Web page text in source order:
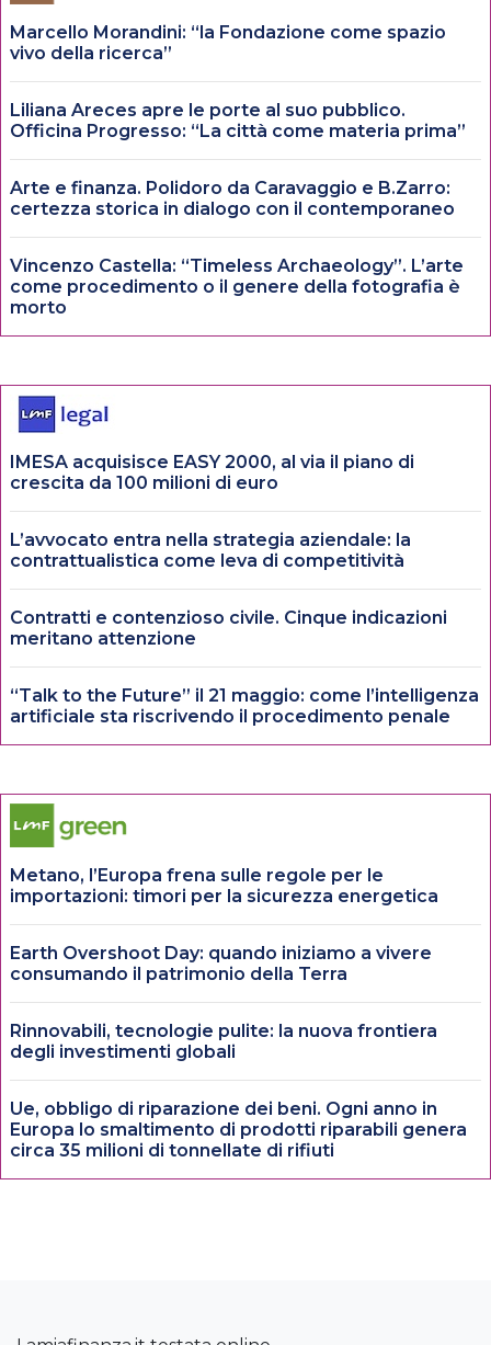
Marcello Morandini: “la Fondazione come spazio
vivo della ricerca”
Liliana Areces apre le porte al suo pubblico.
Officina Progresso: “La città come materia prima”
Arte e finanza. Polidoro da Caravaggio e B.Zarro:
certezza storica in dialogo con il contemporaneo
Vincenzo Castella: “Timeless Archaeology”. L’arte
come procedimento o il genere della fotografia è
morto
IMESA acquisisce EASY 2000, al via il piano di
crescita da 100 milioni di euro
L’avvocato entra nella strategia aziendale: la
contrattualistica come leva di competitività
Contratti e contenzioso civile. Cinque indicazioni
meritano attenzione
“Talk to the Future” il 21 maggio: come l’intelligenza
artificiale sta riscrivendo il procedimento penale
Metano, l’Europa frena sulle regole per le
importazioni: timori per la sicurezza energetica
Earth Overshoot Day: quando iniziamo a vivere
consumando il patrimonio della Terra
Rinnovabili, tecnologie pulite: la nuova frontiera
degli investimenti globali
Ue, obbligo di riparazione dei beni. Ogni anno in
Europa lo smaltimento di prodotti riparabili genera
circa 35 milioni di tonnellate di rifiuti